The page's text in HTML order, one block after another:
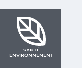
SANTÉ
ENVIRONNEMENT